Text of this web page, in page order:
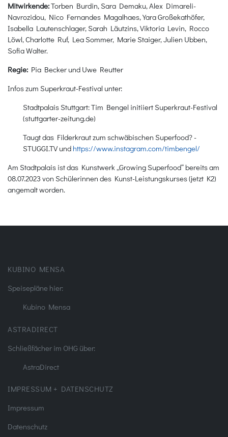
Mitwirkende:Torben Burdin, Sara Demaku, Alex Dimareli-
Navrozidou, Nico Fernandes Magalhaes, Yara Großekathöfer,
Isabella Lautenschlager, Sarah Läutzins, Viktoria Levin, Rocco
Löwl, Charlotte Ruf, Lea Sommer, Marie Staiger, Julien Ubben,
Sofia Walter.
Regie: Pia Becker und Uwe Reutter
Infos zum Superkraut-Festival unter:
Stadtpalais Stuttgart: Tim Bengel initiiert Superkraut-Festival
(stuttgarter-zeitung.de)
Taugt das Filderkraut zum schwäbischen Superfood? -
STUGGI.TV und https://www.instagram.com/timbengel/
Am Stadtpalais ist das Kunstwerk „Growing Superfood“ bereits am
08.07.2023 von Schülerinnen des Kunst-Leistungskurses (jetzt K2)
angemalt worden.
KUBINO MENSA
Speisepläne hier:
Kubino Mensa
ASTRADIRECT
Schließfächer im OHG über:
AstraDirect
IMPRESSUM + DATENSCHUTZ
Impressum
Datenschutz